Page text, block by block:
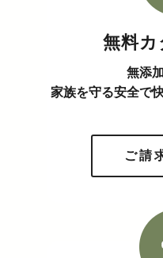
無料
無添
家族を守る安全で
ご請